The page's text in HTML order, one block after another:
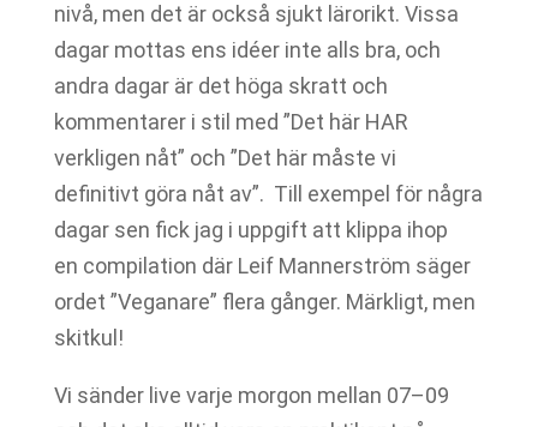
nivå, men det är också sjukt lärorikt. Vissa
dagar mottas ens idéer inte alls bra, och
andra dagar är det höga skratt och
kommentarer i stil med ”Det här HAR
verkligen nåt” och ”Det här måste vi
definitivt göra nåt av”. Till exempel för några
dagar sen fick jag i uppgift att klippa ihop
en compilation där Leif Mannerström säger
ordet ”Veganare” flera gånger. Märkligt, men
skitkul!
Vi sänder live varje morgon mellan 07–09